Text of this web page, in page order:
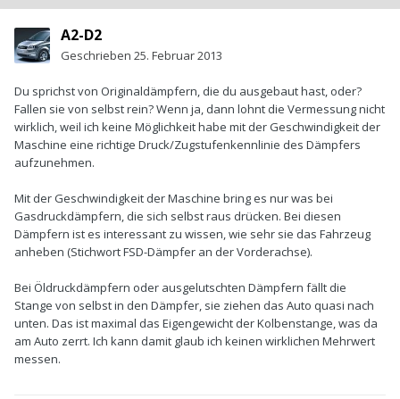
A2-D2
Geschrieben 25. Februar 2013
Du sprichst von Originaldämpfern, die du ausgebaut hast, oder?
Fallen sie von selbst rein? Wenn ja, dann lohnt die Vermessung nicht
wirklich, weil ich keine Möglichkeit habe mit der Geschwindigkeit der
Maschine eine richtige Druck/Zugstufenkennlinie des Dämpfers
aufzunehmen.
Mit der Geschwindigkeit der Maschine bring es nur was bei
Gasdruckdämpfern, die sich selbst raus drücken. Bei diesen
Dämpfern ist es interessant zu wissen, wie sehr sie das Fahrzeug
anheben (Stichwort FSD-Dämpfer an der Vorderachse).
Bei Öldruckdämpfern oder ausgelutschten Dämpfern fällt die
Stange von selbst in den Dämpfer, sie ziehen das Auto quasi nach
unten. Das ist maximal das Eigengewicht der Kolbenstange, was da
am Auto zerrt. Ich kann damit glaub ich keinen wirklichen Mehrwert
messen.